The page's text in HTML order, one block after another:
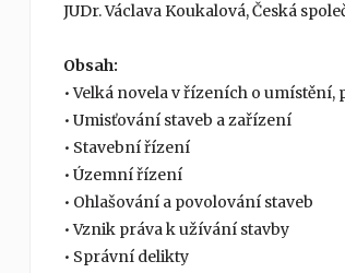
JUDr. Václava Koukalová, Česká
Obsah:
• Velká novela v řízeních o
• Umisťování staveb a zařízení
• Stavební řízení
• Územní řízení
• Ohlašování a povolování staveb
• Vznik práva k užívání stavby
• Správní delikty